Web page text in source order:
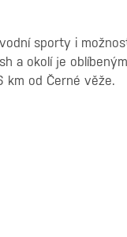
sporty i
a okolí je
km od Černé věže.